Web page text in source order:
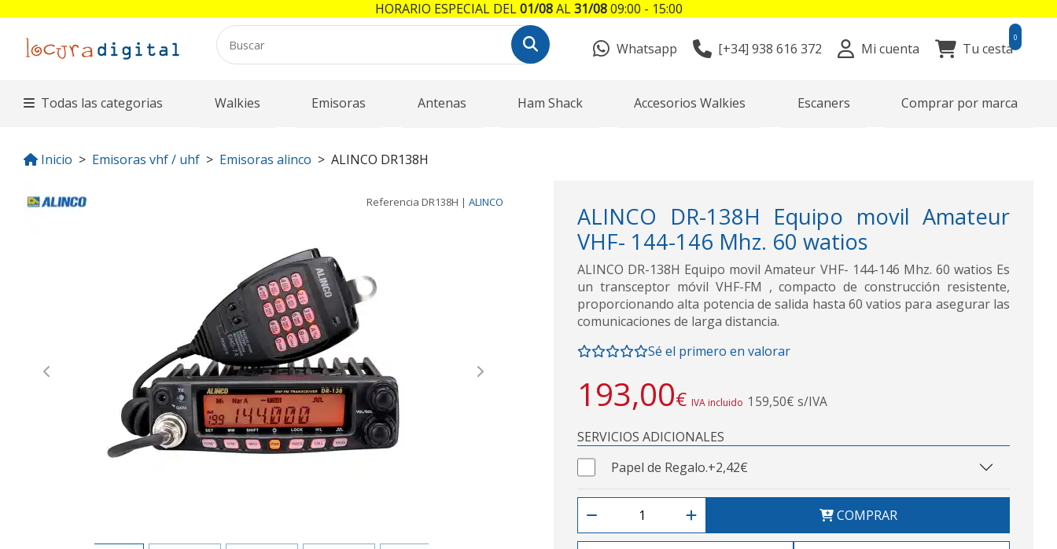
Whatsapp [+34] 938 616 372 Mi cuenta Tu cesta
0
Todas las categorias Walkies Emisoras Antenas Ham Shack Accesorios Walkies Escaners Comprar por marca
Inicio Emisoras vhf / uhf Emisoras alinco ALINCO DR138H
Referencia DR138H | ALINCO
Previous Next
ALINCO DR-138H Equipo movil Amateur
VHF- 144-146 Mhz. 60 watios
ALINCO DR-138H Equipo movil Amateur VHF- 144-146 Mhz. 60 watios Es
un transceptor móvil VHF-FM , compacto de construcción resistente,
proporcionando alta potencia de salida hasta 60 vatios para asegurar las
comunicaciones de larga distancia.
Sé el primero en valorar
193,00€ IVA incluido 159,50€ s/IVA
SERVICIOS ADICIONALES
Papel de Regalo.+2,42€
COMPRAR
HORARIO ESPECIAL DEL01/08AL31/0809:00 - 15:00